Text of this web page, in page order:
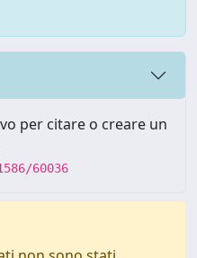
per citare o creare un
60036